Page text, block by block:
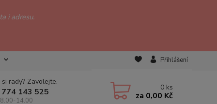
i adresu.
Přihlášení
rady? Zavolejte.
143 525
14.00
0 ks
za 0,00 Kč